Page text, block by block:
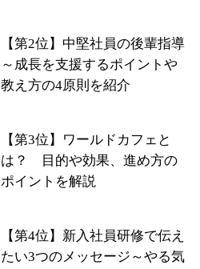
【第2位】中堅社員の後輩指導
～成長を支援するポイントや
教え方の4原則を紹介
【第3位】ワールドカフェと
は？ 目的や効果、進め方の
ポイントを解説
【第4位】新入社員研修で伝え
たい3つのメッセージ～やる気